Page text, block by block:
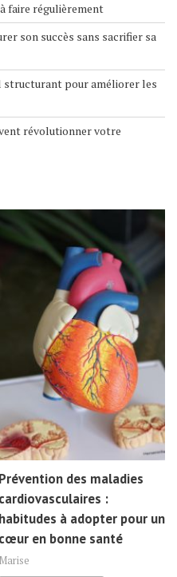
faire régulièrement
son succès sans sacrifier sa
structurant pour améliorer les
révolutionner votre
Prévention des maladies
cardiovasculaires :
habitudes à adopter pour un
cœur en bonne santé
Marise